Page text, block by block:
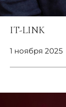
IT-LINK
1 ноября 2025